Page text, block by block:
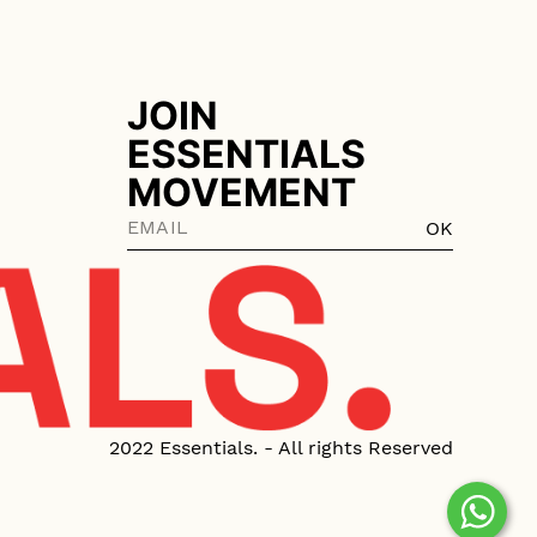
JOIN
ESSENTIALS
MOVEMENT
OK
2022 Essentials. - All rights Reserved